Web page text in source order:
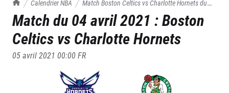
Calendrier NBA Match Boston Celtics vsCharlotte Hornetsdu
04/04/2021
Match du 04 avril 2021 :Boston
Celtics vs Charlotte Hornets
05 avril 2021 00:00FR